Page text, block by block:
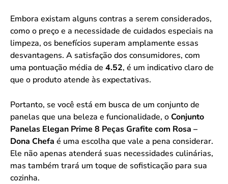
Embora existam alguns contras a serem considerados,
como o preço e a necessidade de cuidados especiais na
limpeza, os benefícios superam amplamente essas
desvantagens. A satisfação dos consumidores, com
uma pontuação média de 4.52, é um indicativo claro de
que o produto atende às expectativas.
Portanto, se você está em busca de um conjunto de
panelas que una beleza e funcionalidade, oConjunto
Panelas Elegan Prime 8 Peças Grafite com Rosa –
Dona Chefa é uma escolha que vale a pena considerar.
Ele não apenas atenderá suas necessidades culinárias,
mas também trará um toque de sofisticação para sua
cozinha.